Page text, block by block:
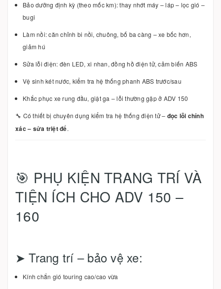
Bảo dưỡng định kỳ (theo mốc km): thay nhớt máy – láp – lọc gió –
bugi
Làm nồi: căn chỉnh bi nồi, chuông, bố ba càng – xe bốc hơn,
giảm hú
Sửa lỗi điện: đèn LED, xi nhan, đồng hồ điện tử, cảm biến ABS
Vệ sinh két nước, kiểm tra hệ thống phanh ABS trước/sau
Khắc phục xe rung đầu, giật ga – lỗi thường gặp ở ADV 150
🔧 Có thiết bị chuyên dụng kiểm tra hệ thống điện tử – đọc lỗi chính
xác – sửa triệt để.
🎯 PHỤ KIỆN TRANG TRÍ VÀ
TIỆN ÍCH CHO ADV 150 –
160
➤ Trang trí – bảo vệ xe:
Kính chắn gió touring cao/cao vừa